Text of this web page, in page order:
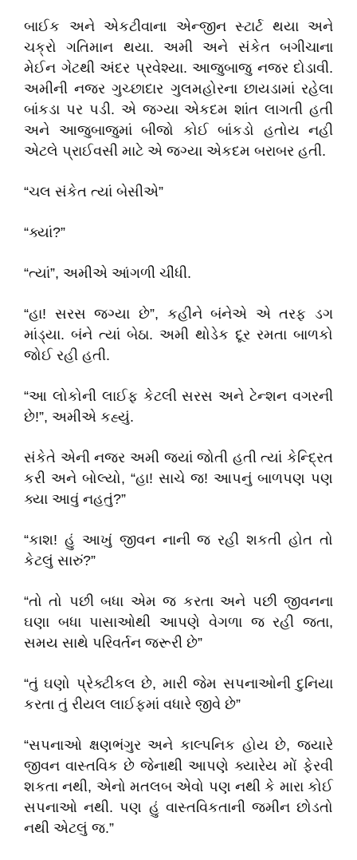
બાઈક અને એકટીવાના એન્જીન સ્ટાર્ટ થયા અને
ચક્રો ગતિમાન થયા. અમી અને સંકેત બગીચાના
મેઈન ગેટથી અંદર પ્રવેશ્યા. આજુબાજુ નજર દોડાવી.
અમીની નજર ગુચ્છાદાર ગુલમહોરના છાયડામાં રહેલા
બાંકડા પર પડી. એ જગ્યા એકદમ શાંત લાગતી હતી
અને આજુબાજુમાં બીજો કોઈ બાંકડો હતોય નહી
એટલે પ્રાઈવસી માટે એ જગ્યા એકદમ બરાબર હતી.
“ચલ સંકેત ત્યાં બેસીએ”
“ક્યાં?”
“ત્યાં”, અમીએ આંગળી ચીંધી.
“હા! સરસ જગ્યા છે”, કહીને બંનેએ એ તરફ ડગ
માંડ્યા. બંને ત્યાં બેઠા. અમી થોડેક દૂર રમતા બાળકો
જોઈ રહી હતી.
“આ લોકોની લાઈફ કેટલી સરસ અને ટેન્શન વગરની
છે!”, અમીએ કહ્યું.
સંકેતે એની નજર અમી જ્યાં જોતી હતી ત્યાં કેન્દ્રિત
કરી અને બોલ્યો, “હા! સાચે જ! આપનું બાળપણ પણ
ક્યા આવું નહતું?”
“કાશ! હું આખું જીવન નાની જ રહી શકતી હોત તો
કેટલું સારું?”
“તો તો પછી બધા એમ જ કરતા અને પછી જીવનના
ઘણા બધા પાસાઓથી આપણે વેગળા જ રહી જતા,
સમય સાથે પરિવર્તન જરૂરી છે”
“તું ઘણો પ્રેક્ટીકલ છે, મારી જેમ સપનાઓની દુનિયા
કરતા તું રીયલ લાઈફમાં વધારે જીવે છે”
“સપનાઓ ક્ષણભંગુર અને કાલ્પનિક હોય છે, જ્યારે
જીવન વાસ્તવિક છે જેનાથી આપણે ક્યારેય મોં ફેરવી
શકતા નથી, એનો મતલબ એવો પણ નથી કે મારા કોઈ
સપનાઓ નથી. પણ હું વાસ્તવિકતાની જમીન છોડતો
નથી એટલું જ.”